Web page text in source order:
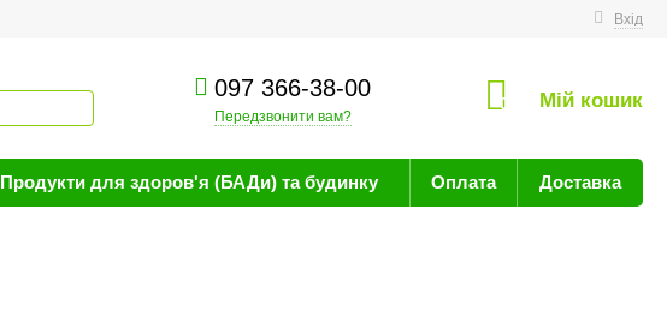
Вхід
097 366-38-00
Передзвонити вам?
0 Мій кошик
Продукти для здоров'я (БАДи) та будинку Оплата Доставка